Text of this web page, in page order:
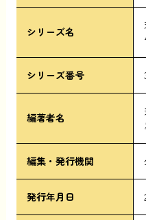
シリーズ名
シリーズ番号
編著者名
編集・発行機関
発行年月日